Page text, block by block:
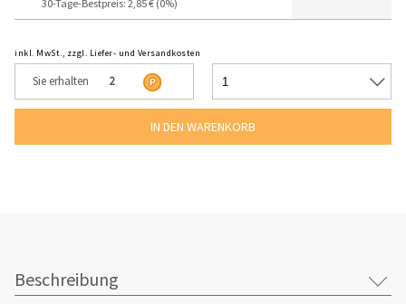
30-Tage-Bestpreis: 2,85 € (0%)
inkl. MwSt., zzgl. Liefer- und Versandkosten
Sie erhalten 2
Beschreibung